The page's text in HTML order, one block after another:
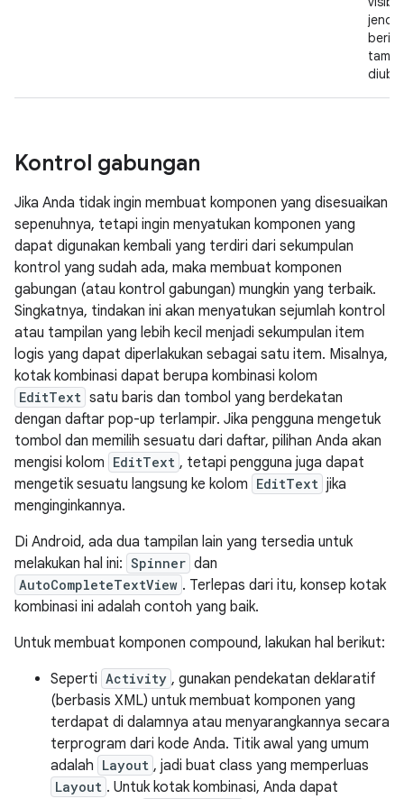
berisi
Kontrol gabungan
Jika Anda tidak ingin membuat komponen yang disesuaikan
sepenuhnya, tetapi ingin menyatukan komponen yang
dapat digunakan kembali yang terdiri dari sekumpulan
kontrol yang sudah ada, maka membuat komponen
gabungan (atau kontrol gabungan) mungkin yang terbaik.
Singkatnya, tindakan ini akan menyatukan sejumlah kontrol
atau tampilan yang lebih kecil menjadi sekumpulan item
logis yang dapat diperlakukan sebagai satu item. Misalnya,
kotak kombinasi dapat berupa kombinasi kolom
EditText satu baris dan tombol yang berdekatan
dengan daftar pop-up terlampir. Jika pengguna mengetuk
tombol dan memilih sesuatu dari daftar, pilihan Anda akan
mengisi kolom EditText , tetapi pengguna juga dapat
mengetik sesuatu langsung ke kolom EditText jika
menginginkannya.
Di Android, ada dua tampilan lain yang tersedia untuk
melakukan hal ini: Spinner dan
AutoCompleteTextView . Terlepas dari itu, konsep kotak
kombinasi ini adalah contoh yang baik.
Untuk membuat komponen compound, lakukan hal berikut:
Seperti Activity , gunakan pendekatan deklaratif
(berbasis XML) untuk membuat komponen yang
terdapat di dalamnya atau menyarangkannya secara
terprogram dari kode Anda. Titik awal yang umum
adalah Layout , jadi buat class yang memperluas
Layout . Untuk kotak kombinasi, Anda dapat